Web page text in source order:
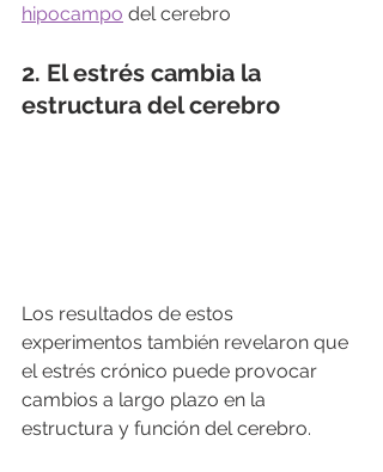
hipocampo del cerebro
2. El estrés cambia la
estructura del cerebro
Los resultados de estos
experimentos también revelaron que
el estrés crónico puede provocar
cambios a largo plazo en la
estructura y función del cerebro.